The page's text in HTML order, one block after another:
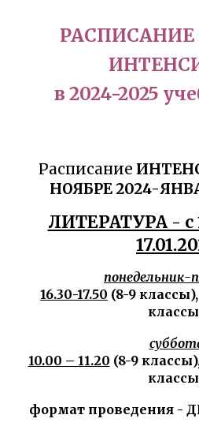
в 2024-2025
Расписание
НОЯБРЕ 2024-
ЛИТЕРАТУРА - с
понедельник-
16.30-17.50 (8-9 классы),
10.00 – 11.20 (8-9
классы
формат проведения